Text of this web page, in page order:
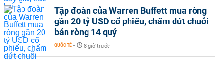
Tập đoàn của Warren Buffett mua ròng
gần 20 tỷ USD cổ phiếu, chấm dứt chuỗi
bán ròng 14 quý
QUỐC TẾ - 8 giờ trước